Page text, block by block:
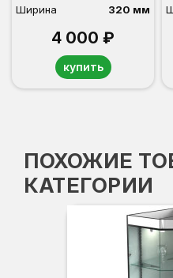
Ширина
320 мм
4 000 ₽
купить
ПОХОЖИЕ
КАТЕГОРИИ